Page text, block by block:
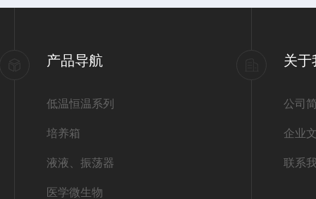
产品导航
低温恒温系列
培养箱
液液、振荡器
医学微生物
关于
公司
企业
联系